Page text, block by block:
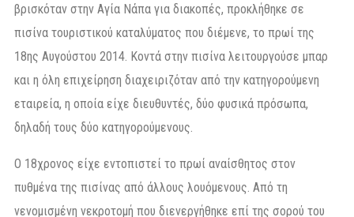
βρισκόταν στην Αγία Νάπα για διακοπές, προκλήθηκε σε
πισίνα τουριστικού καταλύματος που διέμενε, το πρωί της
18ης Αυγούστου 2014. Κοντά στην πισίνα λειτουργούσε μπαρ
και η όλη επιχείρηση διαχειριζόταν από την κατηγορούμενη
εταιρεία, η οποία είχε διευθυντές, δύο φυσικά πρόσωπα,
δηλαδή τους δύο κατηγορούμενους.
Ο 18χρονος είχε εντοπιστεί το πρωί αναίσθητος στον
πυθμένα της πισίνας από άλλους λουόμενους. Από τη
νενομισμένη νεκροτομή που διενεργήθηκε επί της σορού του